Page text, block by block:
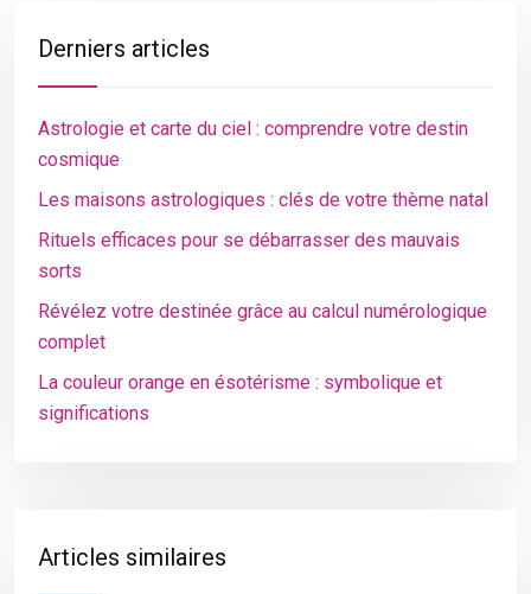
Derniers articles
Astrologie et carte du ciel : comprendre votre destin
cosmique
Les maisons astrologiques : clés de votre thème natal
Rituels efficaces pour se débarrasser des mauvais
sorts
Révélez votre destinée grâce au calcul numérologique
complet
La couleur orange en ésotérisme : symbolique et
significations
Articles similaires